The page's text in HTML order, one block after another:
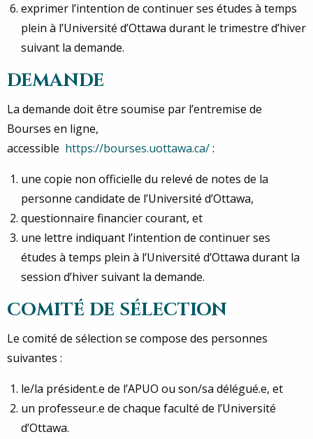
exprimer l’intention de continuer ses études à temps
plein à l’Université d’Ottawa durant le trimestre d’hiver
suivant la demande.
DEMANDE
La demande doit être soumise par l’entremise de
Bourses en ligne,
accessible https://bourses.uottawa.ca/:
une copie non officielle du relevé de notes de la
personne candidate de l’Université d’Ottawa,
questionnaire financier courant, et
une lettre indiquant l’intention de continuer ses
études à temps plein à l’Université d’Ottawa durant la
session d’hiver suivant la demande.
COMITÉ DE SÉLECTION
Le comité de sélection se compose des personnes
suivantes :
le/la président.e de l’APUO ou son/sa délégué.e, et
un professeur.e de chaque faculté de l’Université
d’Ottawa.